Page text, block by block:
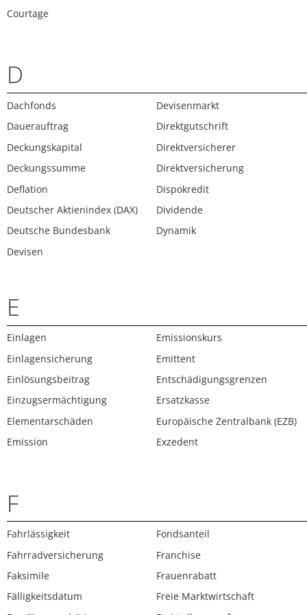
Courtage
D
Dachfonds
Dauerauftrag
Deckungskapital
Deckungssumme
Deflation
Deutscher Aktienindex (DAX)
Deutsche Bundesbank
Devisen
Devisenmarkt
Direktgutschrift
Direktversicherer
Direktversicherung
Dispokredit
Dividende
Dynamik
E
Einlagen
Einlagensicherung
Einlösungsbeitrag
Einzugsermächtigung
Elementarschäden
Emission
Emissionskurs
Emittent
Entschädigungsgrenzen
Ersatzkasse
Europäische Zentralbank (EZB)
Exzedent
F
Fahrlässigkeit
Fahrradversicherung
Faksimile
Fälligkeitsdatum
Fondsanteil
Franchise
Frauenrabatt
Freie Marktwirtschaft